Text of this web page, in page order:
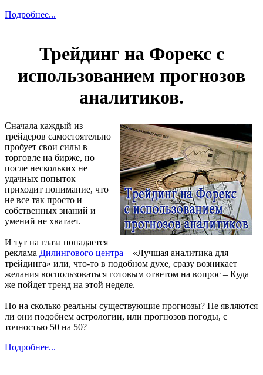
Подробнее...
Трейдинг на Форекс с
использованием прогнозов
аналитиков.
Сначала каждый из
трейдеров самостоятельно
пробует свои силы в
торговле на бирже, но
после нескольких не
удачных попыток
приходит понимание, что
не все так просто и
собственных знаний и
умений не хватает.
И тут на глаза попадается
реклама Дилингового центра – «Лучшая аналитика для
трейдинга» или, что-то в подобном духе, сразу возникает
желания воспользоваться готовым ответом на вопрос – Куда
же пойдет тренд на этой неделе.
Но на сколько реальны существующие прогнозы? Не являются
ли они подобием астрологии, или прогнозов погоды, с
точностью 50 на 50?
Подробнее...